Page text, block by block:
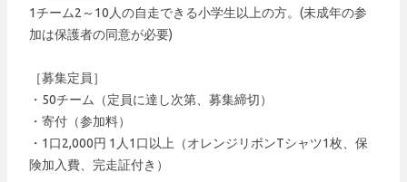
1チーム2～10人の自走できる小学生以上の方。(未成年の参
加は保護者の同意が必要)
［募集定員］
・50チーム（定員に達し次第、募集締切）
・寄付（参加料）
・1口2,000円 1人1口以上（オレンジリボンTシャツ1枚、保
険加入費、完走証付き）